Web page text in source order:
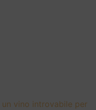
vino introvabile per